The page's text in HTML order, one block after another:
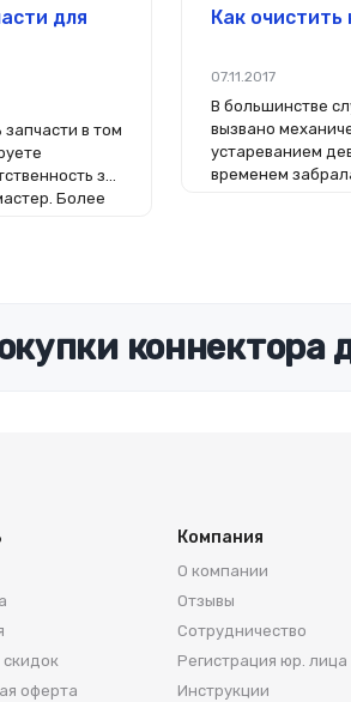
для
в том
за
Более
и прочих
Как
07.11.2017
В большинстве
вызвано
устареванием
временем
коннектора
оферта
Компания
О компании
Отзывы
Сотрудничество
Регистрация юр. лица
Инструкции